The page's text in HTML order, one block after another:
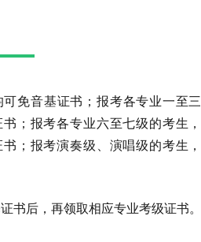
免音基证书；报考各专业一至三
；报考各专业六至七级的考生，
；报考演奏级、演唱级的考生，
书后，再领取相应专业考级证书。